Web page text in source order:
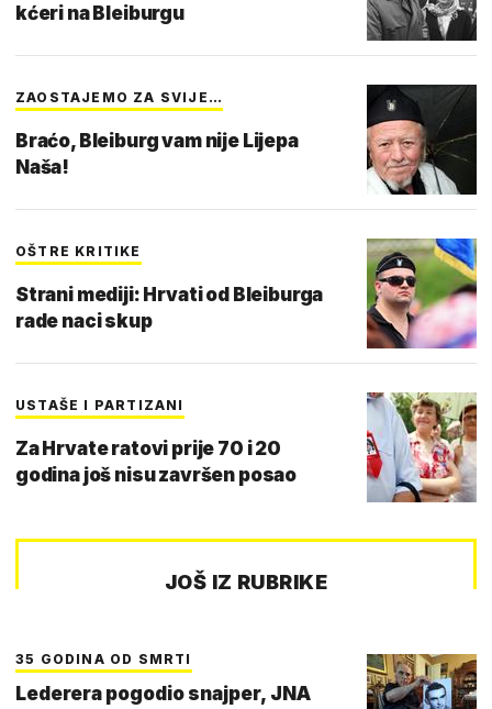
kćeri na Bleiburgu
ZAOSTAJEMO ZA SVIJE…
Braćo, Bleiburg vam nije Lijepa
Naša!
OŠTRE KRITIKE
Strani mediji: Hrvati od Bleiburga
rade naci skup
USTAŠE I PARTIZANI
Za Hrvate ratovi prije 70 i 20
godina još nisu završen posao
JOŠ IZ RUBRIKE
35 GODINA OD SMRTI
Lederera pogodio snajper, JNA